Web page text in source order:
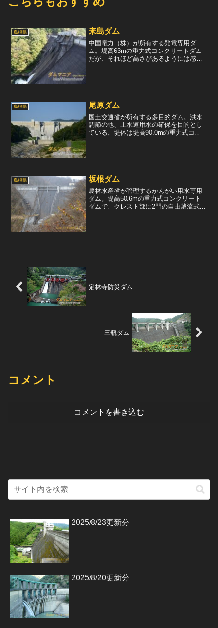
島根県 来島ダム
中国電力（株）が所有する発電専用ダ
ム。堤高63mの重力式コンクリートダム
だが、それほど高さがあるようには感じ
島根県 尾原ダム
国土交通省が所有する多目的ダム。洪水
調節の他、上水道用水の確保を目的とし
ている。堤体は堤高90.0mの重力式コン
島根県 坂根ダム
農林水産省が管理するかんがい用水専用
ダム。堤高50.6mの重力式コンクリート
ダムで、クレスト部に2門の自由越流式の
定林寺防災ダム
三瓶ダム
コメント
コメントを書き込む
2025/8/23更新分
2025/8/20更新分